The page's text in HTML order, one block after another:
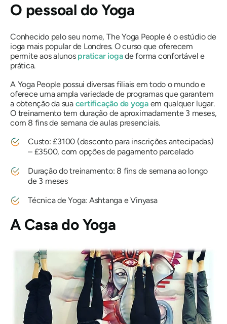
O pessoal do Yoga
Conhecido pelo seu nome, The Yoga People é o estúdio de
ioga mais popular de Londres. O curso que oferecem
permite aos alunos praticar iogade forma confortável e
prática.
A Yoga People possui diversas filiais em todo o mundo e
oferece uma ampla variedade de programas que garantem
a obtenção da sua certificação de yogaem qualquer lugar.
O treinamento tem duração de aproximadamente 3 meses,
com 8 fins de semana de aulas presenciais.
Custo: £3100 (desconto para inscrições antecipadas)
– £3500, com opções de pagamento parcelado
Duração do treinamento: 8 fins de semana ao longo
de 3 meses
Técnica de Yoga: Ashtanga e Vinyasa
A Casa do Yoga